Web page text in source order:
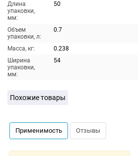
Длина
упаковки,
мм:
50
Объем
упаковки, л:
0.7
Масса, кг:
0.238
Ширина
упаковки,
мм:
54
Похожие товары
Применимость Отзывы